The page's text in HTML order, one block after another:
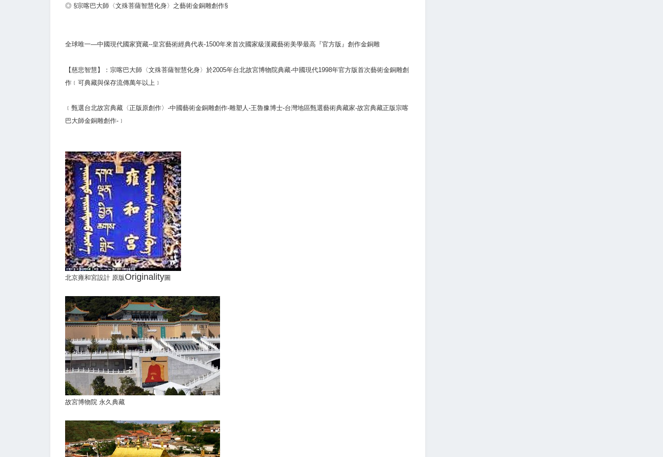
◎ §宗喀巴大師〈文殊菩薩智慧化身〉之藝術金銅雕創作§
全球唯一—中國現代國家寶藏--皇宮藝術經典代表-1500年來首次國家級漢藏藝術美學最高『官方版』創作金銅雕
【慈悲智慧】：宗喀巴大師〈文殊菩薩智慧化身〉於2005年台北故宮博物院典藏-中國現代1998年官方版首次藝術金銅雕創
作﹝可典藏與保存流傳萬年以上﹞
﹝甄選台北故宮典藏〈正版原創作〉-中國藝術金銅雕創作-雕塑人-王魯豫博士-台灣地區甄選藝術典藏家-故宮典藏正版宗喀
巴大師金銅雕創作-﹞
北京雍和宮設計 原版Originality圖
故宮博物院 永久典藏